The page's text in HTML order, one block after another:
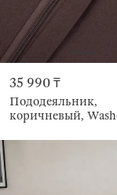
35 990 ₸
Пододеяльник,
коричневый,